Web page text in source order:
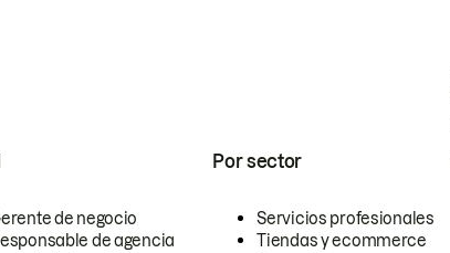
de negocio
de agencia
Por sector
Servicios profesionales
Tiendas y ecommerce